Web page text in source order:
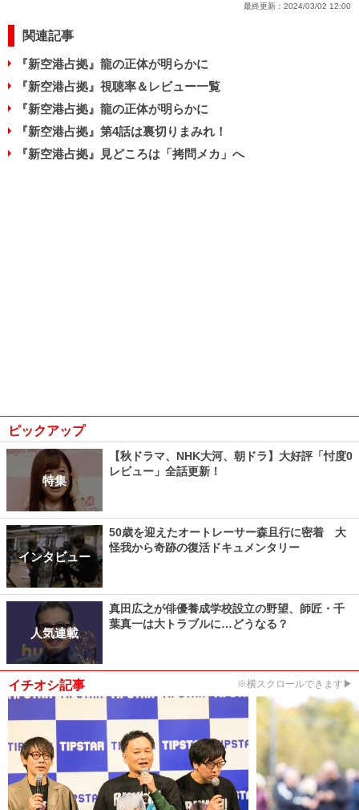
最終更新： 2024/03/02 12:00
関連記事
『新空港占拠』龍の正体が明らかに
『新空港占拠』視聴率＆レビュー一覧
『新空港占拠』龍の正体が明らかに
『新空港占拠』第4話は裏切りまみれ！
『新空港占拠』見どころは「拷問メカ」へ
ピックアップ
特集
【秋ドラマ、NHK大河、朝ドラ】大好評「忖度0
レビュー」全話更新！
インタビュー
50歳を迎えたオートレーサー森且行に密着 大
怪我から奇跡の復活ドキュメンタリー
人気連載
真田広之が俳優養成学校設立の野望、師匠・千
葉真一は大トラブルに…どうなる？
イチオシ記事 ※横スクロールできます▶